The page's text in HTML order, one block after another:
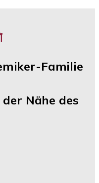
Familie
Nähe des